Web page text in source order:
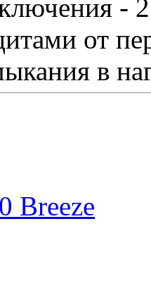
-
от
в
Breeze